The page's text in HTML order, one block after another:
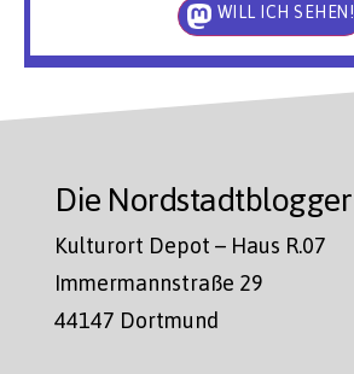
WILL ICH SEHEN!
Die Nordstadtblogger
Kulturort Depot – Haus R.07
Immermannstraße 29
44147 Dortmund